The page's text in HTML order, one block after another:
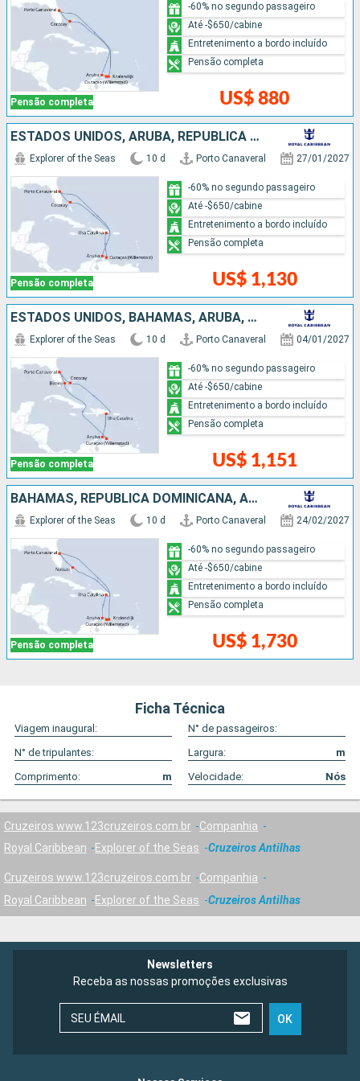
Pensão completa US$ 880
-60% no segundo passageiro
Até -$650/cabine
Entretenimento a bordo incluído
Pensão completa
ESTADOS UNIDOS, ARUBA, REPUBLICA DOMINICANA, BAHAMAS
Pensão completa
Explorer of the Seas 10 d Porto Canaveral 27/01/2027
US$ 1,130
-60% no segundo passageiro
Até -$650/cabine
Entretenimento a bordo incluído
Pensão completa
ESTADOS UNIDOS, BAHAMAS, ARUBA, REPUBLICA DOMINICANA
Pensão completa
Explorer of the Seas 10 d Porto Canaveral 04/01/2027
US$ 1,151
-60% no segundo passageiro
Até -$650/cabine
Entretenimento a bordo incluído
Pensão completa
BAHAMAS, REPUBLICA DOMINICANA, ARUBA, ESTADOS UNIDOS
Pensão completa
Explorer of the Seas 10 d Porto Canaveral 24/02/2027
US$ 1,730
-60% no segundo passageiro
Até -$650/cabine
Entretenimento a bordo incluído
Pensão completa
Ficha Técnica
Viagem inaugural:
N° de passageiros:
N° de tripulantes:
Largura:
m
Comprimento:
m Velocidade: Nós
Cruzeiros www.123cruzeiros.com.br
Companhia
Royal Caribbean
Explorer of the Seas Cruzeiros Antilhas
Cruzeiros www.123cruzeiros.com.br
Companhia
Royal Caribbean
Explorer of the Seas Cruzeiros Antilhas
Newsletters
Receba as nossas promoções exclusivas
SEU ÉMAIL OK